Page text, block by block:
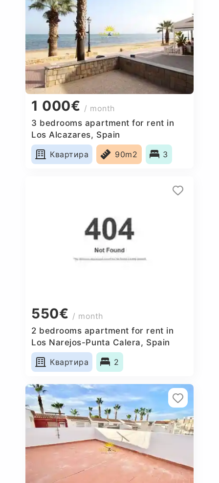
1 000€ / month
3 bedrooms apartment for rent in
Los Alcazares, Spain
Квартира
90m2 3
550€ / month
2 bedrooms apartment for rent in
Los Narejos-Punta Calera, Spain
Квартира
2